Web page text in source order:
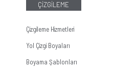
ÇİZGİLEME
Çizgileme Hizmetleri
Yol Çizgi Boyaları
Boyama Şablonları